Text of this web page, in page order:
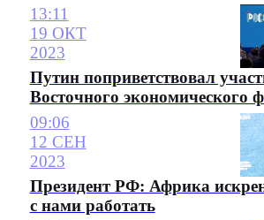
13:11
19 ОКТ
2023
Путин поприветствовал
Восточного экономического
09:06
12 СЕН
2023
Президент РФ: Африка
с нами работать